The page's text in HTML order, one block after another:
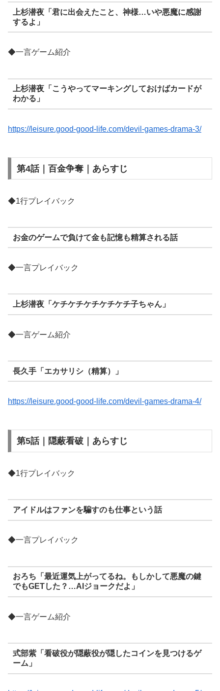
上杉潜夜「君に出会えたこと、神様…いや悪魔に感謝
するよ」
◆一言ゲーム紹介
上杉潜夜「こうやってマーキングしておけばカードが
わかる」
https://leisure.good-good-life.com/devil-games-drama-3/
第4話｜百金争奪｜あらすじ
◆1行プレイバック
お金のゲームで負けて金も記憶も精算される話
◆一言プレイバック
上杉潜夜「ケチケチケチケチケチ子ちゃん」
◆一言ゲーム紹介
長久手「エカサリシ（精算）」
https://leisure.good-good-life.com/devil-games-drama-4/
第5話｜隠蔽看破｜あらすじ
◆1行プレイバック
アイドルはファンを騙すのも仕事という話
◆一言プレイバック
おろち「最近運気上がってるね。もしかして悪魔の鍵
でもGETした？…AIジョークだよ」
◆一言ゲーム紹介
式部紫「看破役が隠蔽役が隠したコインを見つけるゲ
ーム」